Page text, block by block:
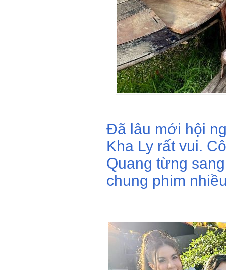
Đã lâu mới hội
Kha Ly rất vui.
Quang từng
chung phim